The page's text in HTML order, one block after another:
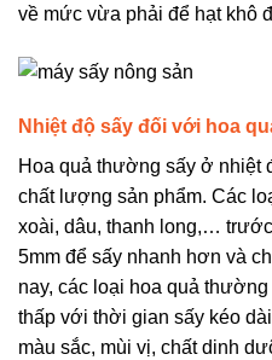
về mức vừa phải để hạt khô
Nhiệt độ sấy đối với hoa
Hoa quả thường sấy ở nhiệt
chất lượng sản phẩm. Các
xoài, dâu, thanh long,…
5mm để sấy nhanh hơn và
nay, các loại hoa quả
thấp với thời gian sấy kéo
màu sắc, mùi vị, chất dinh